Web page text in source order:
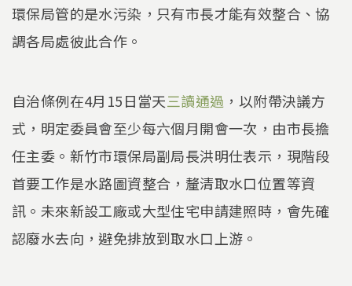
環保局管的是水污染，只有市長才能有效整合、協
調各局處彼此合作。
自治條例在4月15日當天三讀通過 ，以附帶決議方
式，明定委員會至少每六個月開會一次，由市長擔
任主委。新竹市環保局副局長洪明仕表示，現階段
首要工作是水路圖資整合，釐清取水口位置等資
訊。未來新設工廠或大型住宅申請建照時，會先確
認廢水去向，避免排放到取水口上游。